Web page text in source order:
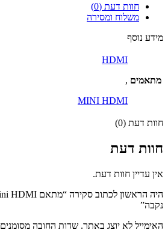
חוות דעת (0)
משלוח ומסירה
מידע נוסף
מתאמים
HDMI
,
MINI HDMI
חוות דעת (0)
חוות דעת
אין עדיין חוות דעת.
נקבה”
האימייל לא יוצג באתר. שדות החובה מסומנים